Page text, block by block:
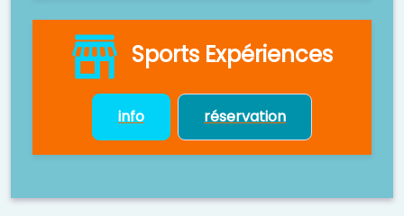
Sports Expériences
info réservation